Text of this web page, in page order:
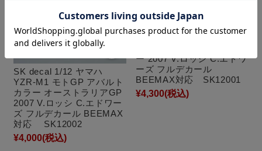
SK decal 1/12 ヤマハ
YZR-M1 モトGP アバルト
カラー オーストラリアGP
2007 V.ロッシ C.エドワー
ズ フルデカール BEEMAX
対応 SK12002
¥4,000(税込)
SK decal 1/12 ヤマハ
ー 2007 V.ロッシ C.エドワ
ーズ フルデカール
BEEMAX対応 SK12001
¥4,300(税込)